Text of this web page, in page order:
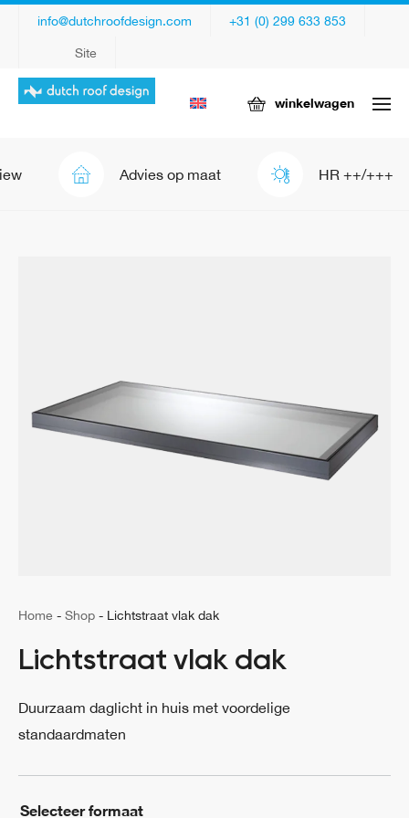
info@dutchroofdesign.com +31 (0) 299 633 853
Site
winkelwagen
Advies op maat HR ++/+++
Home - Shop - Lichtstraat vlak dak
Lichtstraat vlak dak
Duurzaam daglicht in huis met voordelige
standaardmaten
Selecteer formaat